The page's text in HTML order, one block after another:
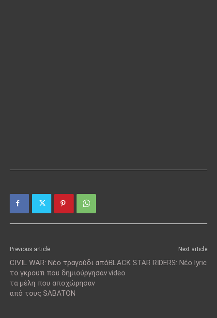
Previous article
CIVIL WAR: Νέο τραγούδι από
το γκρουπ που δημιούργησαν
τα μέλη που αποχώρησαν
από τους SABATON
Next article
BLACK STAR RIDERS: Νέο lyric
video